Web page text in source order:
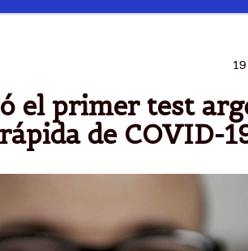
el primer test
de COVID-